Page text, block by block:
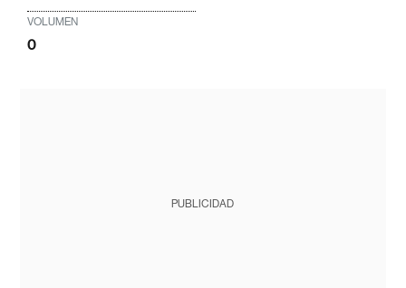
VOLUMEN
0
PUBLICIDAD